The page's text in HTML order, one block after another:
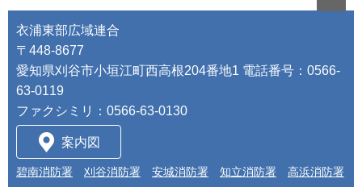
ー
衣浦東部広域連合
〒448-8677
愛知県刈谷市小垣江町西高根204番地1 電話番号：0566-
63-0119
ファクシミリ：0566-63-0130
案内図
碧南消防署 刈谷消防署 安城消防署 知立消防署
高浜消防署